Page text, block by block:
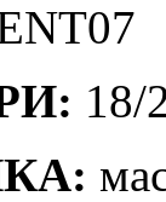
18/